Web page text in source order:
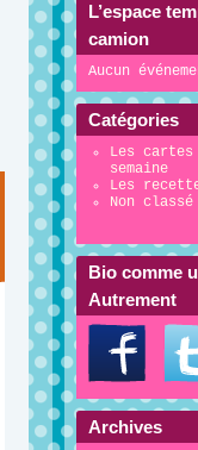
L’espace
camion
Aucun
Catégories
Les
semaine
Les
Non classé
Bio comme
Autrement
Archives